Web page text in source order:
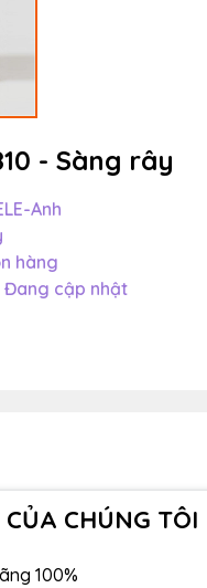
- Sàng rây
Anh
hàng
Đang cập nhật
CỦA CHÚNG TÔI
100%